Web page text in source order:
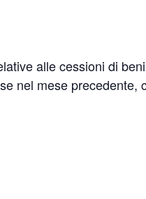
alle cessioni di
nel mese precedente,